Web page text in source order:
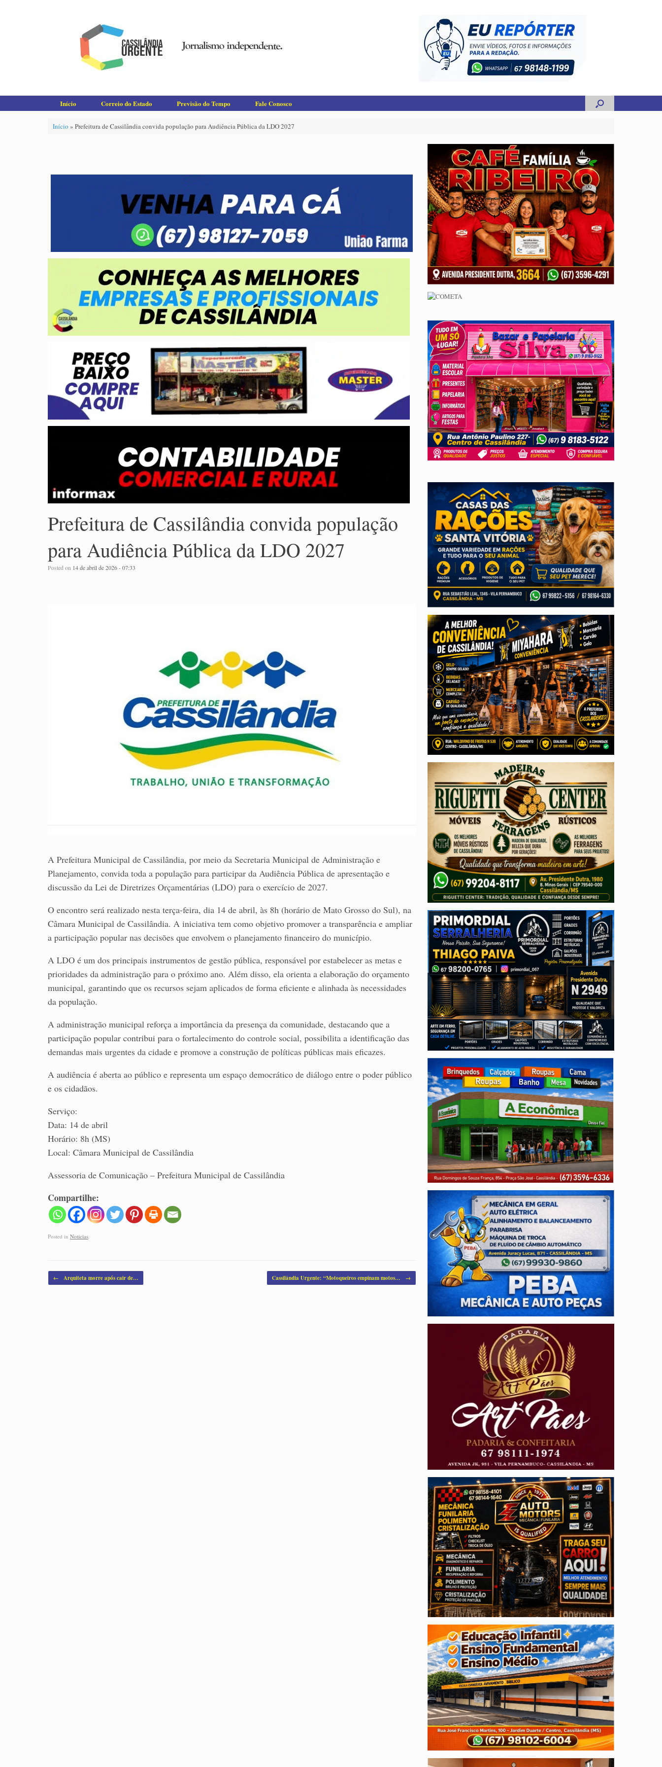
Início Correio do Estado Previsão do Tempo Fale Conosco
Início » Prefeitura de Cassilândia convida população para Audiência Pública da LDO 2027
Prefeitura de Cassilândia convida população
para Audiência Pública da LDO 2027
Posted on 14 de abril de 2026 - 07:33
A Prefeitura Municipal de Cassilândia, por meio da Secretaria Municipal de Administração e
Planejamento, convida toda a população para participar da Audiência Pública de apresentação e
discussão da Lei de Diretrizes Orçamentárias (LDO) para o exercício de 2027.
O encontro será realizado nesta terça-feira, dia 14 de abril, às 8h (horário de Mato Grosso do Sul), na
Câmara Municipal de Cassilândia. A iniciativa tem como objetivo promover a transparência e ampliar
a participação popular nas decisões que envolvem o planejamento financeiro do município.
A LDO é um dos principais instrumentos de gestão pública, responsável por estabelecer as metas e
prioridades da administração para o próximo ano. Além disso, ela orienta a elaboração do orçamento
municipal, garantindo que os recursos sejam aplicados de forma eficiente e alinhada às necessidades
da população.
A administração municipal reforça a importância da presença da comunidade, destacando que a
participação popular contribui para o fortalecimento do controle social, possibilita a identificação das
demandas mais urgentes da cidade e promove a construção de políticas públicas mais eficazes.
A audiência é aberta ao público e representa um espaço democrático de diálogo entre o poder público
e os cidadãos.
Serviço:
Data: 14 de abril
Horário: 8h (MS)
Local: Câmara Municipal de Cassilândia
Assessoria de Comunicação – Prefeitura Municipal de Cassilândia
Compartilhe:
Posted in Noticias
Post navigation
← Arquiteta morre após cair de… Cassilândia Urgente: “Motoqueiros empinam motos… →